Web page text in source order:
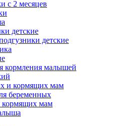
с 2 месяцев
детские
детские
кормления малышей
и кормящих мам
беременных
кормящих мам